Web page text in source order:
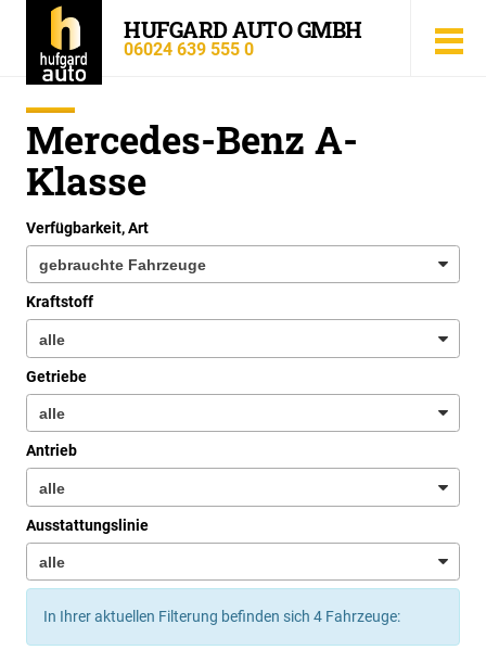
HUFGARD AUTO GMBH
06024 639 555 0
Mercedes-Benz A-
Klasse
Verfügbarkeit, Art
Kraftstoff
Getriebe
Antrieb
Ausstattungslinie
In Ihrer aktuellen Filterung befinden sich 4 Fahrzeuge: